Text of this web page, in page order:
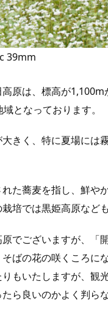
39mm
原は、標高が
となっております。
きく、特に夏場には
た蕎麦を指し、鮮や
培では黒姫高原など
でございますが、「
ばの花の咲くころに
もいたしますが、観
ら良いのかよく判ら